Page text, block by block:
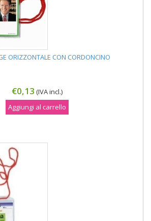
ORIZZONTALE CON CORDONCINO
€0,13 (IVA incl.)
Aggiungi al carrello